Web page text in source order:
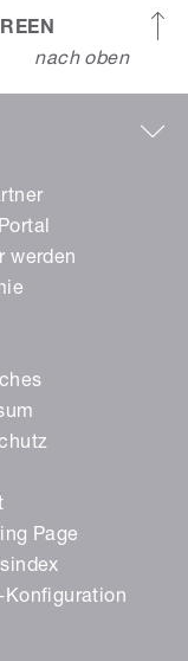
nach oben
werden
Page
Konfiguration